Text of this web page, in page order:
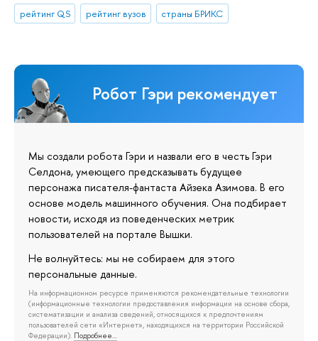
рейтинг QS рейтинг вузов страны БРИКС
Робот Гэри рекомендует
Мы создали робота Гэри и назвали его в честь Гэри
Селдона, умеющего предсказывать будущее
персонажа писателя-фантаста Айзека Азимова. В его
основе модель машинного обучения. Она подбирает
новости, исходя из поведенческих метрик
пользователей на портале Вышки.
Не волнуйтесь: мы не собираем для этого
персональные данные.
На информационном ресурсе применяются рекомендательные технологии
(информационные технологии предоставления информации на основе сбора,
систематизации и анализа сведений, относящихся к предпочтениям
пользователей сети «Интернет», находящихся на территории Российской
Федерации). Подробнее…